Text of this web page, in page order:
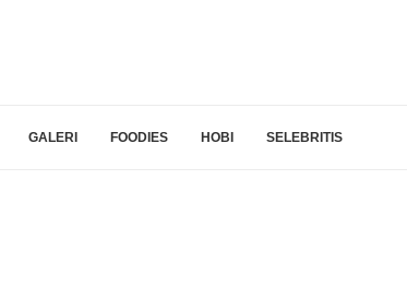
GALERI FOODIES HOBI SELEBRITIS